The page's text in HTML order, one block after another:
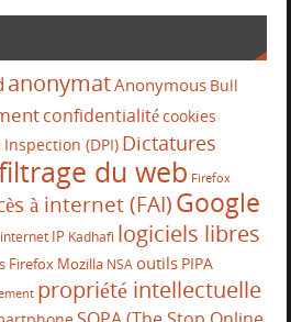
anonymatAnonymous Bull
confidentialitécookies
Inspection (DPI) Dictatures
du web Firefox
à internet (FAI)Google
internet IP Kadhafi logiciels libres
Firefox Mozilla NSA outils PIPA
propriété intellectuelle